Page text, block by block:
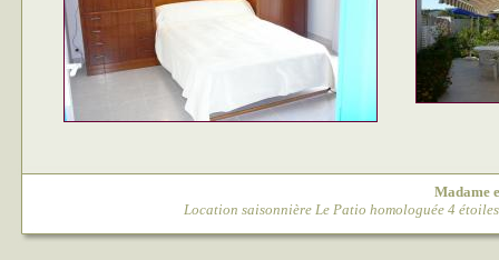
Madame
Location saisonnière Le Patio homologuée 4 étoiles